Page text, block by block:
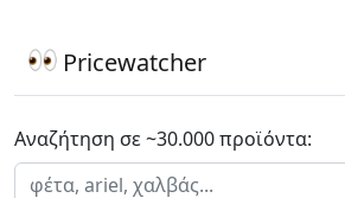
Pricewatcher
Αναζήτηση σε ~30.000 προϊόντα: